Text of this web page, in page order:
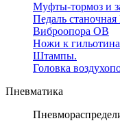
Муфты-тормоз и
Педаль
Виброопора ОВ
Ножи к
Штампы.
Головка
Пневматика